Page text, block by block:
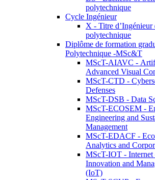
polytechnique
Cycle Ingénieur
X - Titre d’Ingénieur
polytechnique
Diplôme de formation
Polytechnique -MSc&T
MScT-AIAVC -
Advanced Visual
MScT-CTD -
Defenses
MScT-DSB - Data
MScT-ECOSEM -
Engineering and
Management
MScT-EDACF -
Analytics and
MScT-IOT - Internet
Innovation and
(IoT)